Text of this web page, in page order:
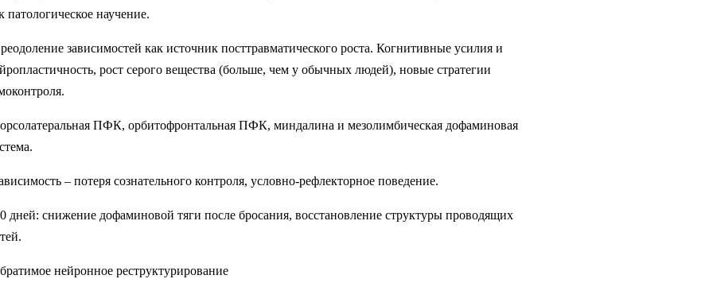
патологическое научение.
зависимостей как источник посттравматического роста. Когнитивные усилия и
рост серого вещества (больше, чем у обычных людей), новые стратегии
ПФК, орбитофронтальная ПФК, миндалина и мезолимбическая дофаминовая
– потеря сознательного контроля, условно-рефлекторное поведение.
дней: снижение дофаминовой тяги после бросания, восстановление структуры проводящих
нейронное реструктурирование